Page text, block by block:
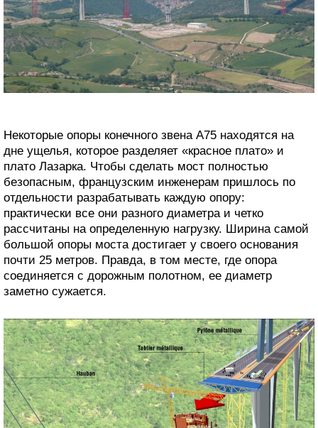
Некоторые опоры конечного звена А75 находятся на
дне ущелья, которое разделяет «красное плато» и
плато Лазарка. Чтобы сделать мост полностью
безопасным, французским инженерам пришлось по
отдельности разрабатывать каждую опору:
практически все они разного диаметра и четко
рассчитаны на определенную нагрузку. Ширина самой
большой опоры моста достигает у своего основания
почти 25 метров. Правда, в том месте, где опора
соединяется с дорожным полотном, ее диаметр
заметно сужается.